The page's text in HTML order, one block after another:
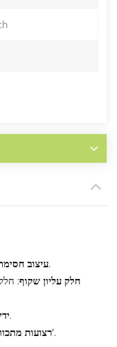
עיצוב: צד אחד צהוב, צד אחד סגול, נועז וטרנדי.
חלק עליון שקוף:
: כולל ידית סגולה למעלה, מוסיף סגנון.
רצועות: רצועות כתף מתכווננות מ-10 עד 30 אינץ'.